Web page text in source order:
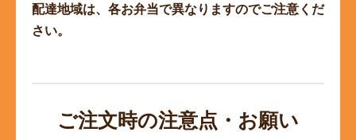
配達地域は、各お弁当で異なりますのでご注意くだ
さい。
ご注文時の注意点・お願い